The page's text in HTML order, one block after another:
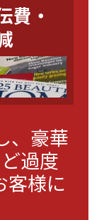
費・
、豪華
過度
客様に